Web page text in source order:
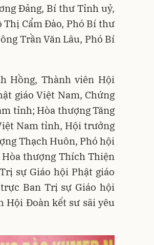
Đảng, Bí thư Tỉnh uỷ,
Cẩm Đào, Phó Bí thư
Trần Văn Lâu, Phó Bí
Hồng, Thành viên Hội
giáo Việt Nam, Chứng
tỉnh; Hòa thượng Tăng
Nam tỉnh, Hội trưởng
Thạch Huôn, Phó hội
thượng Thích Thiện
sự Giáo hội Phật giáo
Ban Trị sự Giáo hội
Hội Đoàn kết sư sãi yêu